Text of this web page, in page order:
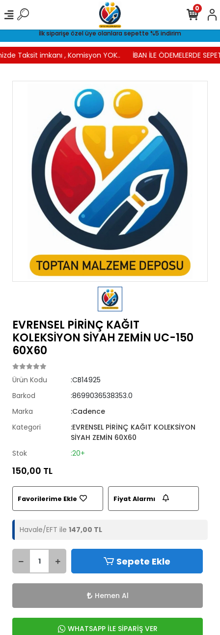
İlk siparişe özel üye olanlara sepette %5 indirim
Taksit imkanı , Komisyon YOK.. İBAN İLE ÖDEMELERDE
0
EVRENSEL PİRİNÇ KAĞIT
KOLEKSİYON SİYAH ZEMİN UC-150
60X60
Ürün Kodu
:CB14925
Barkod
:8699036538353.0
Marka
:Cadence
Kategori
:EVRENSEL PİRİNÇ KAĞIT KOLEKSİYON
SİYAH ZEMİN 60X60
Stok
:20+
150,00 TL
Favorilerime Ekle Fiyat Alarmı
Havale/EFT ile 147,00 TL
Sepete Ekle
Hemen Al
WHATSAPP İLE SİPARİŞ VER